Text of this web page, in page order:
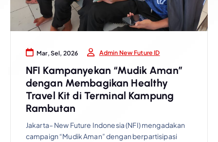
Mar, Sel, 2026 Admin New Future ID
NFI Kampanyekan “Mudik Aman”
dengan Membagikan Healthy
Travel Kit di Terminal Kampung
Rambutan
Jakarta– New Future Indonesia (NFI) mengadakan
campaign “Mudik Aman” dengan berpartisipasi